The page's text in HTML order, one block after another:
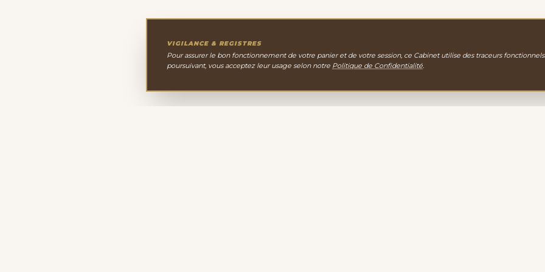
VIGILANCE & REGISTRES
Pour assurer le bon fonctionnement de votre panier et de votre session, ce Cabinet utilise des traceurs
poursuivant, vous acceptez leur usage selon notre Politique de Confidentialité.